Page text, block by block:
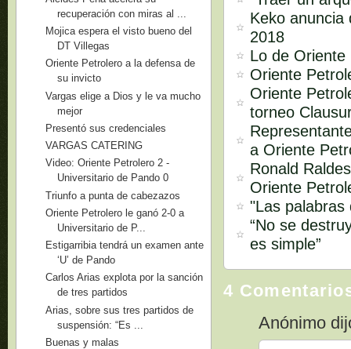
Keko anuncia
2018
Lo de
Oriente
Oriente
torneo
a Oriente
Ronald
Oriente
"Las palabras
“No se
es simple”
4
Anónimo
recuperación con miras al ...
Mojica espera el visto bueno del
DT Villegas
Oriente Petrolero a la defensa de
su invicto
Vargas elige a Dios y le va mucho
mejor
Presentó sus credenciales
VARGAS CATERING
Video: Oriente Petrolero 2 -
Universitario de Pando 0
Triunfo a punta de cabezazos
Oriente Petrolero le ganó 2-0 a
Universitario de P...
Estigarribia tendrá un examen ante
‘U’ de Pando
Carlos Arias explota por la sanción
de tres partidos
Arias, sobre sus tres partidos de
suspensión: “Es ...
Buenas y malas